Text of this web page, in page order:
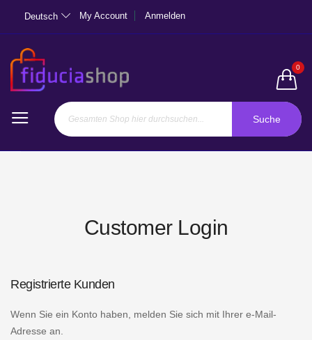
Deutsch My Account Anmelden
0
Suche
Customer Login
Registrierte Kunden
Wenn Sie ein Konto haben, melden Sie sich mit Ihrer e-Mail-
Adresse an.